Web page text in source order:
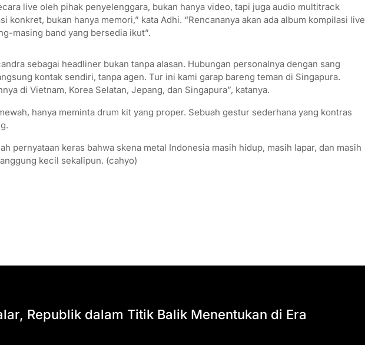
live oleh pihak penyelenggara, bukan hanya video, tapi juga audio multitrack
bukan hanya memori,” kata Adhi. “Rencananya akan ada album kompilasi live
masing band yang bersedia ikut”.
sebagai headliner bukan tanpa alasan. Hubungan personalnya dengan sang
kontak sendiri, tanpa agen. Tur ini kami garap bareng teman di Singapura.
di Vietnam, Korea Selatan, Jepang, dan Singapura”, katanya.
hanya meminta drum kit yang proper. Sebuah gestur sederhana yang kontras
pernyataan keras bahwa skena metal Indonesia masih hidup, masih lapar, dan masih
kecil sekalipun. (cahyo)
Republik dalam Titik Balik Menentukan di Era